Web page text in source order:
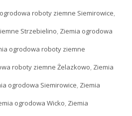
roboty ziemne Siemirowice,
Strzebielino, Ziemia ogrodowa
ogrodowa roboty ziemne
roboty ziemne Żelazkowo, Ziemia
ogrodowa Siemirowice, Ziemia
ogrodowa Wicko, Ziemia